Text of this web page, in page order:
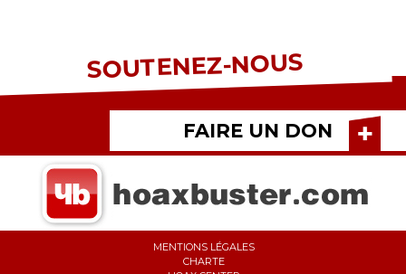
SOUTENEZ-NOUS
FAIRE UN DON
MENTIONS LÉGALES
CHARTE